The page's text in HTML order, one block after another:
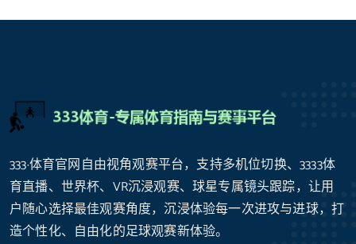
333·体育官网自由视角观赛平台，支持多机位切换、3333体
育直播、世界杯、VR沉浸观赛、球星专属镜头跟踪，让用
户随心选择最佳观赛角度，沉浸体验每一次进攻与进球，打
造个性化、自由化的足球观赛新体验。